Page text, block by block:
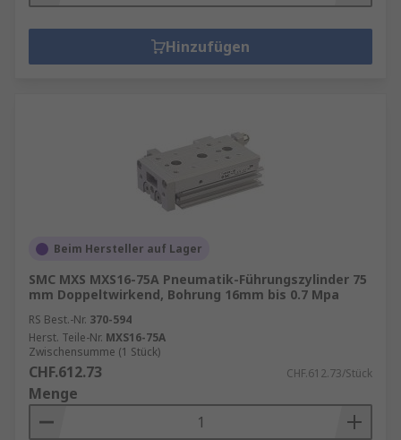
Hinzufügen
Beim Hersteller auf Lager
SMC MXS MXS16-75A Pneumatik-Führungszylinder 75
mm Doppeltwirkend, Bohrung 16mm bis 0.7 Mpa
RS Best.-Nr. 370-594
Herst. Teile-Nr. MXS16-75A
Zwischensumme (1 Stück)
CHF.612.73 CHF.612.73/Stück
Menge